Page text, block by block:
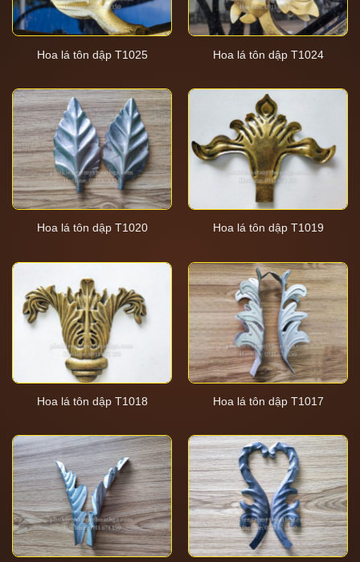
Hoa lá tôn dập T1025 Hoa lá tôn dập T1024
Hoa lá tôn dập T1020 Hoa lá tôn dập T1019
Hoa lá tôn dập T1018 Hoa lá tôn dập T1017